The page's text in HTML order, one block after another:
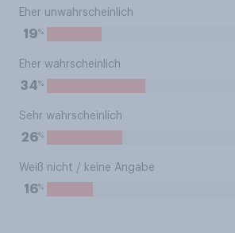
Eher unwahrscheinlich
19%
Eher wahrscheinlich
34%
Sehr wahrscheinlich
26%
Weiß nicht / keine Angabe
16%